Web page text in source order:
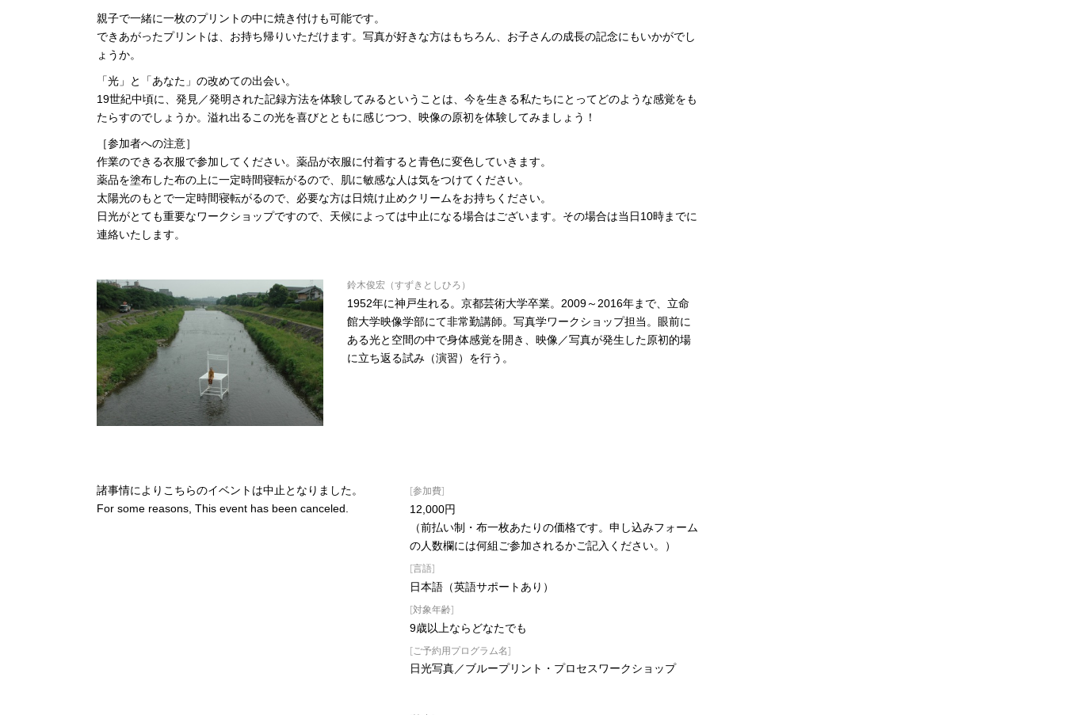
親子で一緒に一枚のプリントの中に焼き付けも可能です。
できあがったプリントは、お持ち帰りいただけます。写真が好きな方はもちろん、お子さんの成長の記念にもいかがでし
ょうか。
「光」と「あなた」の改めての出会い。
19世紀中頃に、発見／発明された記録方法を体験してみるということは、今を生きる私たちにとってどのような感覚をも
たらすのでしょうか。溢れ出るこの光を喜びとともに感じつつ、映像の原初を体験してみましょう！
［参加者への注意］
作業のできる衣服で参加してください。薬品が衣服に付着すると青色に変色していきます。
薬品を塗布した布の上に一定時間寝転がるので、肌に敏感な人は気をつけてください。
太陽光のもとで一定時間寝転がるので、必要な方は日焼け止めクリームをお持ちください。
日光がとても重要なワークショップですので、天候によっては中止になる場合はございます。その場合は当日10時までに
連絡いたします。
鈴木俊宏（すずきとしひろ）
1952年に神戸生れる。京都芸術大学卒業。2009～2016年まで、立命
館大学映像学部にて非常勤講師。写真学ワークショップ担当。眼前に
ある光と空間の中で身体感覚を開き、映像／写真が発生した原初的場
に立ち返る試み（演習）を行う。
諸事情によりこちらのイベントは中止となりました。
For some reasons, This event has been canceled.
[参加費]
12,000円
（前払い制・布一枚あたりの価格です。申し込みフォーム
の人数欄には何組ご参加されるかご記入ください。）
[言語]
日本語（英語サポートあり）
[対象年齢]
9歳以上ならどなたでも
[ご予約用プログラム名]
日光写真／ブループリント・プロセスワークショップ